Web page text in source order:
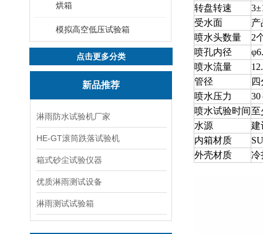
烘箱
模拟高空低压试验箱
点击更多分类
新品推荐
淋雨防水试验机厂家
HE-GT滚筒跌落试验机
箱式砂尘试验仪器
优质淋雨测试设备
淋雨测试试验箱
转盘转速
受水面
产
喷水头数量
2
喷孔内径
喷水流量
管径
喷水压力
30
喷水试验时间至
水源
建
内箱材质
外壳材质
冷